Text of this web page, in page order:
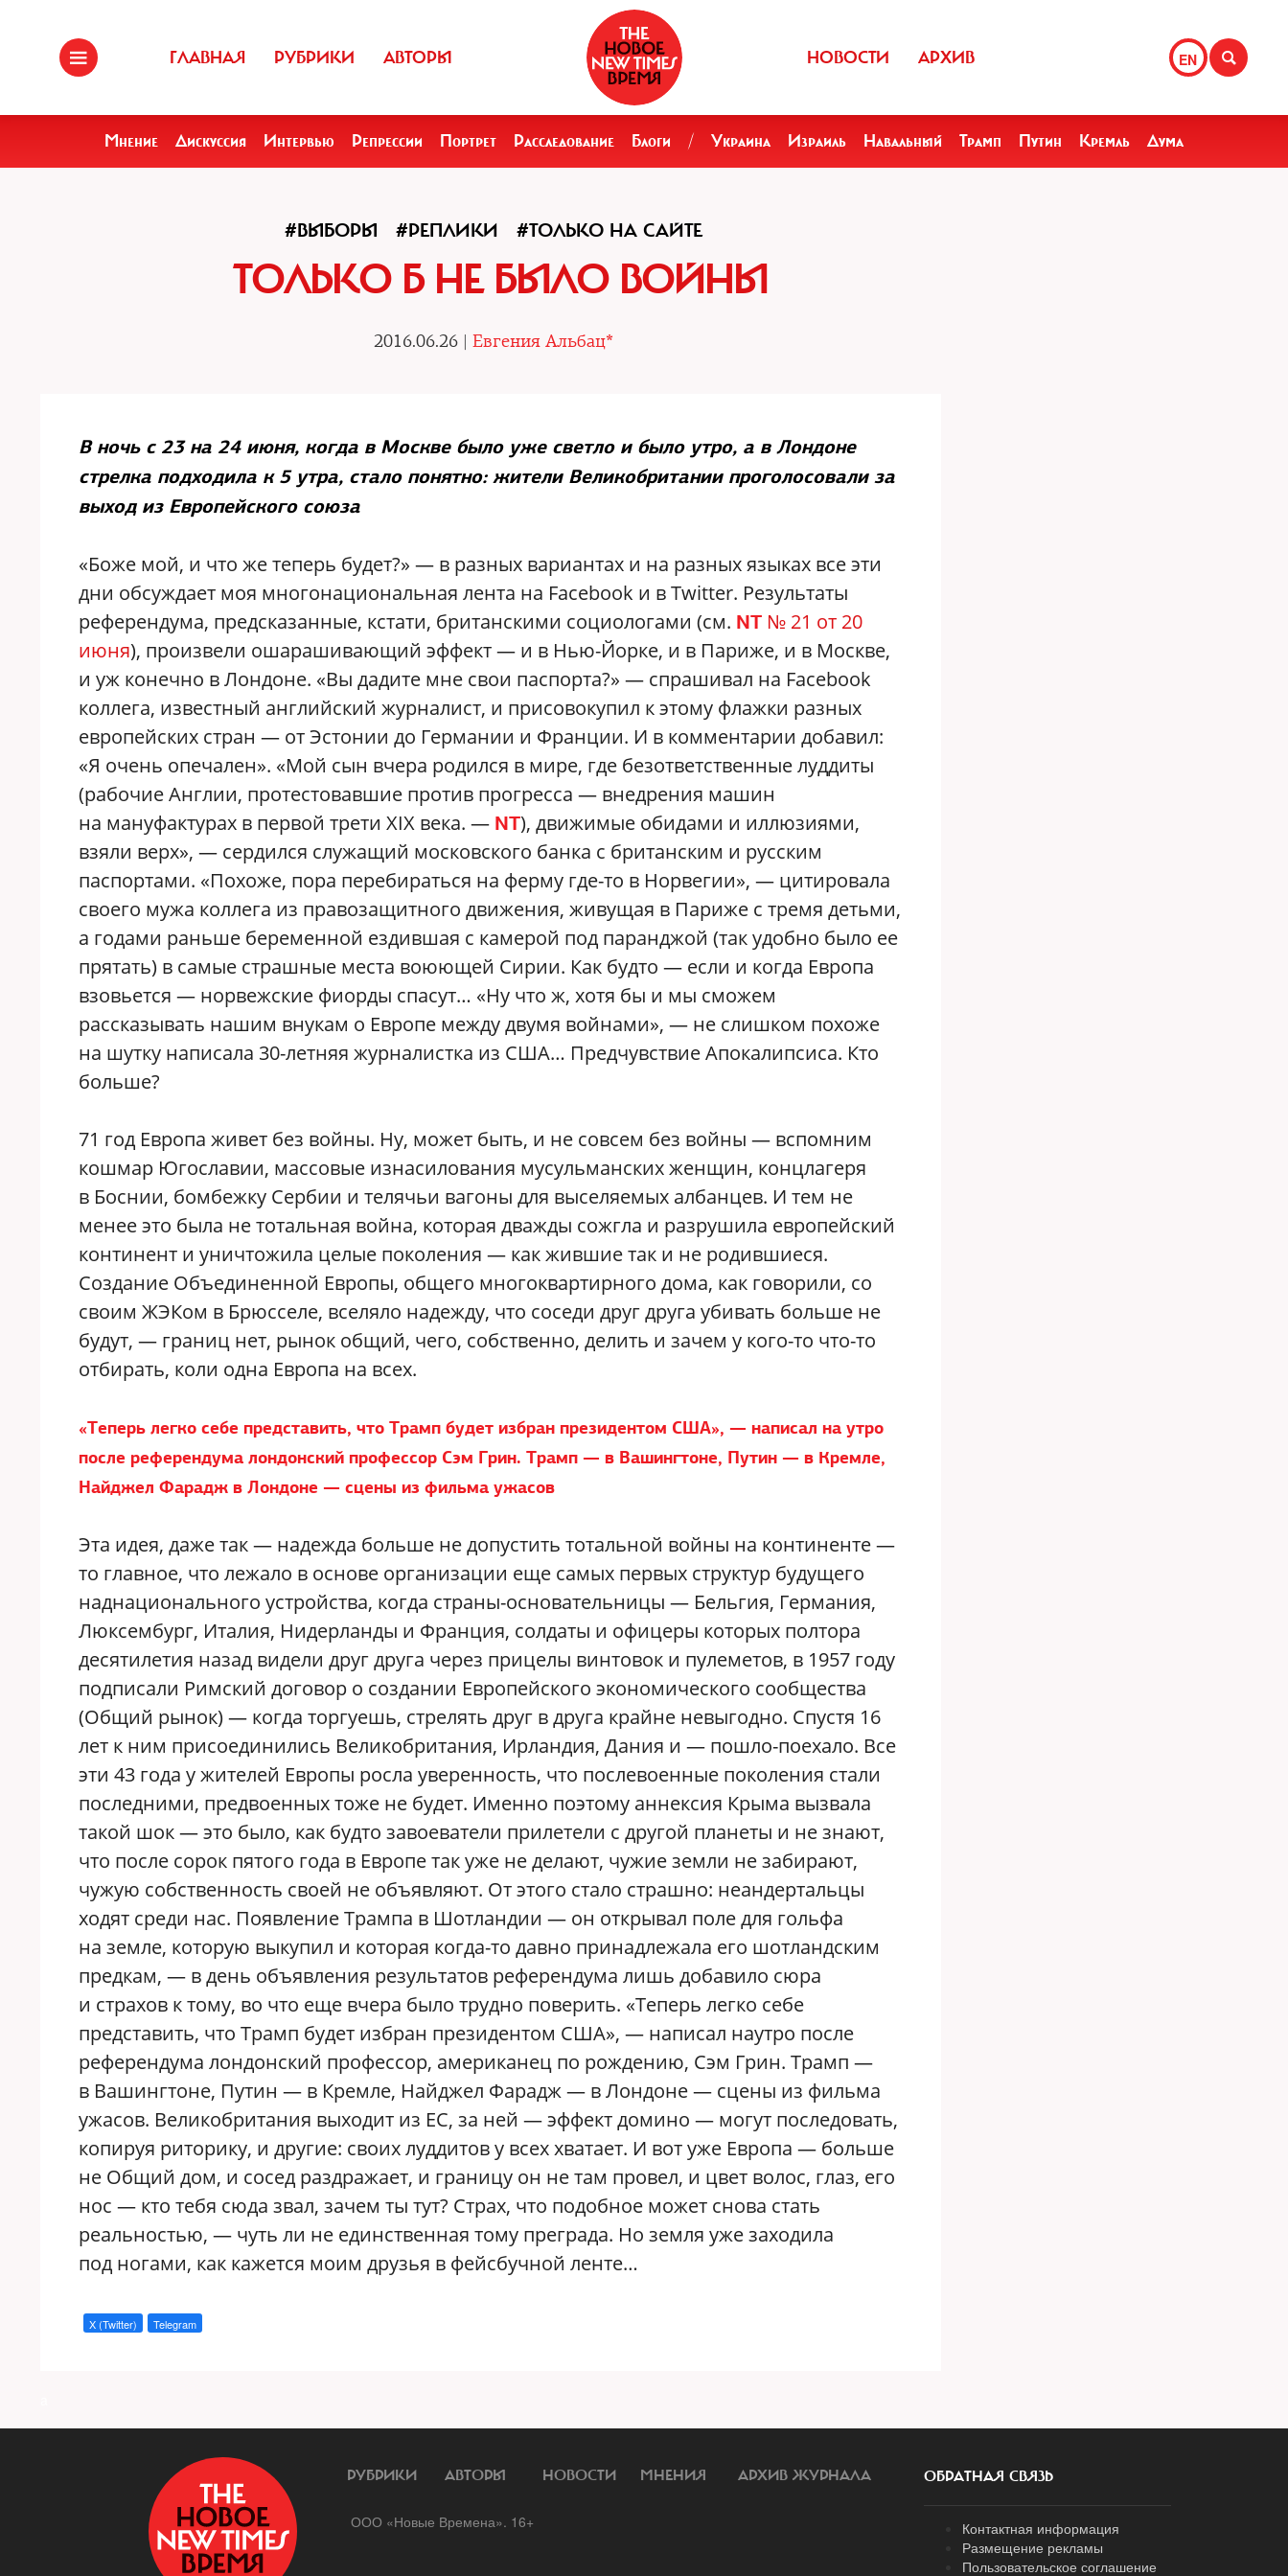
ГЛАВНАЯ РУБРИКИ АВТОРЫ EN
НОВОСТИ АРХИВ
Мнение Дискуссия Интервью Репрессии Портрет Расследование Блоги / Украина Израиль Навальный Трамп Путин Кремль Дума
#ВЫБОРЫ #РЕПЛИКИ #ТОЛЬКО НА САЙТЕ
ТОЛЬКО Б НЕ БЫЛО ВОЙНЫ
2016.06.26 | Евгения Альбац*
В ночь с 23 на 24 июня, когда в Москве было уже светло и было утро, а в Лондоне
стрелка подходила к 5 утра, стало понятно: жители Великобритании проголосовали за
выход из Европейского союза
«Боже мой, и что же теперь будет?» — в разных вариантах и на разных языках все эти
дни обсуждает моя многонациональная лента на Facebook и в Twitter. Результаты
референдума, предсказанные, кстати, британскими социологами (см. NT № 21 от 20
июня), произвели ошарашивающий эффект — и в Нью-Йорке, и в Париже, и в Москве,
и уж конечно в Лондоне. «Вы дадите мне свои паспорта?» — спрашивал на Facebook
коллега, известный английский журналист, и присовокупил к этому флажки разных
европейских стран — от Эстонии до Германии и Франции. И в комментарии добавил:
«Я очень опечален». «Мой сын вчера родился в мире, где безответственные луддиты
(рабочие Англии, протестовавшие против прогресса — внедрения машин
на мануфактурах в первой трети XIX века. — NT), движимые обидами и иллюзиями,
взяли верх», — сердился служащий московского банка с британским и русским
паспортами. «Похоже, пора перебираться на ферму где-то в Норвегии», — цитировала
своего мужа коллега из правозащитного движения, живущая в Париже с тремя детьми,
а годами раньше беременной ездившая с камерой под паранджой (так удобно было ее
прятать) в самые страшные места воюющей Сирии. Как будто — если и когда Европа
взовьется — норвежские фиорды спасут… «Ну что ж, хотя бы и мы сможем
рассказывать нашим внукам о Европе между двумя войнами», — не слишком похоже
на шутку написала 30-летняя журналистка из США… Предчувствие Апокалипсиса. Кто
больше?
71 год Европа живет без войны. Ну, может быть, и не совсем без войны — вспомним
кошмар Югославии, массовые изнасилования мусульманских женщин, концлагеря
в Боснии, бомбежку Сербии и телячьи вагоны для выселяемых албанцев. И тем не
менее это была не тотальная война, которая дважды сожгла и разрушила европейский
континент и уничтожила целые поколения — как жившие так и не родившиеся.
Создание Объединенной Европы, общего многоквартирного дома, как говорили, со
своим ЖЭКом в Брюсселе, вселяло надежду, что соседи друг друга убивать больше не
будут, — границ нет, рынок общий, чего, собственно, делить и зачем у кого-то что-то
отбирать, коли одна Европа на всех.
«Теперь легко себе представить, что Трамп будет избран президентом США», — написал на утро
после референдума лондонский профессор Сэм Грин. Трамп — в Вашингтоне, Путин — в Кремле,
Найджел Фарадж в Лондоне — сцены из фильма ужасов
Эта идея, даже так — надежда больше не допустить тотальной войны на континенте —
то главное, что лежало в основе организации еще самых первых структур будущего
наднационального устройства, когда страны-основательницы — Бельгия, Германия,
Люксембург, Италия, Нидерланды и Франция, солдаты и офицеры которых полтора
десятилетия назад видели друг друга через прицелы винтовок и пулеметов, в 1957 году
подписали Римский договор о создании Европейского экономического сообщества
(Общий рынок) — когда торгуешь, стрелять друг в друга крайне невыгодно. Спустя 16
лет к ним присоединились Великобритания, Ирландия, Дания и — пошло-поехало. Все
эти 43 года у жителей Европы росла уверенность, что послевоенные поколения стали
последними, предвоенных тоже не будет. Именно поэтому аннексия Крыма вызвала
такой шок — это было, как будто завоеватели прилетели с другой планеты и не знают,
что после сорок пятого года в Европе так уже не делают, чужие земли не забирают,
чужую собственность своей не объявляют. От этого стало страшно: неандертальцы
ходят среди нас. Появление Трампа в Шотландии — он открывал поле для гольфа
на земле, которую выкупил и которая когда-то давно принадлежала его шотландским
предкам, — в день объявления результатов референдума лишь добавило сюра
и страхов к тому, во что еще вчера было трудно поверить. «Теперь легко себе
представить, что Трамп будет избран президентом США», — написал наутро после
референдума лондонский профессор, американец по рождению, Сэм Грин. Трамп —
в Вашингтоне, Путин — в Кремле, Найджел Фарадж — в Лондоне — сцены из фильма
ужасов. Великобритания выходит из ЕС, за ней — эффект домино — могут последовать,
копируя риторику, и другие: своих луддитов у всех хватает. И вот уже Европа — больше
не Общий дом, и сосед раздражает, и границу он не там провел, и цвет волос, глаз, его
нос — кто тебя сюда звал, зачем ты тут? Страх, что подобное может снова стать
реальностью, — чуть ли не единственная тому преграда. Но земля уже заходила
под ногами, как кажется моим друзья в фейсбучной ленте…
X (Twitter) Telegram
РУБРИКИ АВТОРЫ НОВОСТИ МНЕНИЯ АРХИВ ЖУРНАЛА
ООО «Новые Времена». 16+
ОБРАТНАЯ СВЯЗЬ
Контактная информация
Размещение рекламы
Пользовательское соглашение